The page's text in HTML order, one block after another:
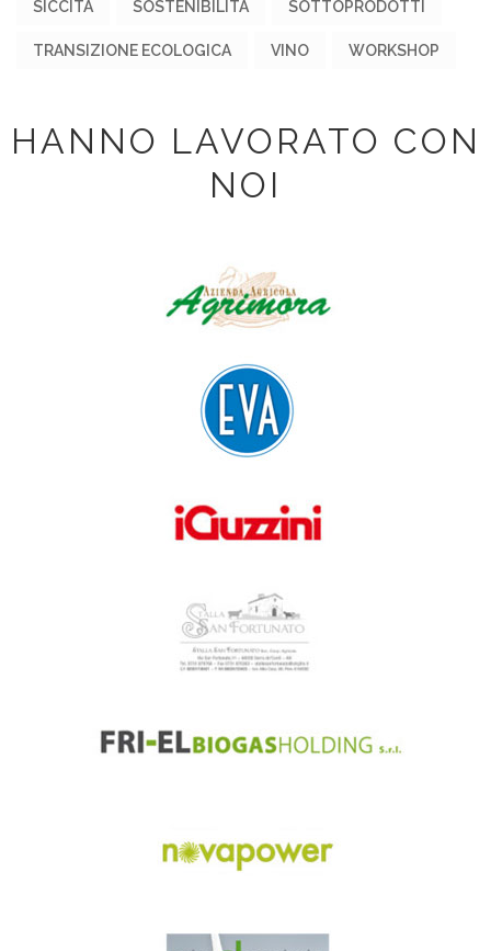
SICCITÀ SOSTENIBILITÀ SOTTOPRODOTTI
TRANSIZIONE ECOLOGICA VINO WORKSHOP
HANNO LAVORATO CON
NOI